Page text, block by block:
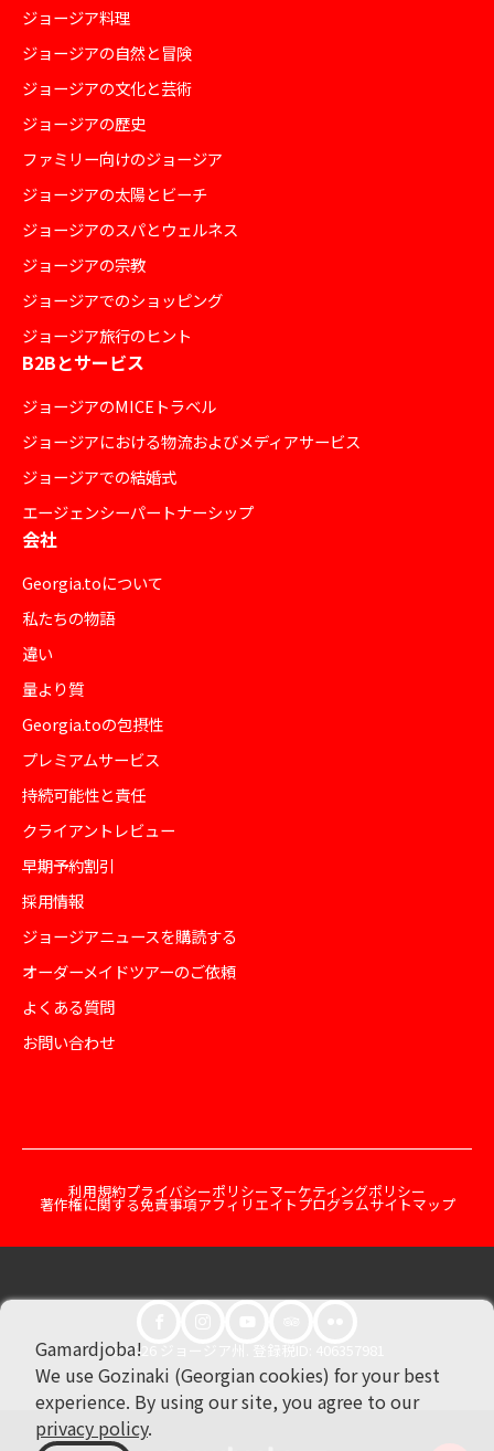
ジョージア料理
ジョージアの自然と冒険
ジョージアの文化と芸術
ジョージアの歴史
ファミリー向けのジョージア
ジョージアの太陽とビーチ
ジョージアのスパとウェルネス
ジョージアの宗教
ジョージアでのショッピング
ジョージア旅行のヒント
B2Bとサービス
ジョージアのMICEトラベル
ジョージアにおける物流およびメディアサービス
ジョージアでの結婚式
エージェンシーパートナーシップ
会社
Georgia.toについて
私たちの物語
違い
量より質
Georgia.toの包摂性
プレミアムサービス
持続可能性と責任
クライアントレビュー
早期予約割引
採用情報
ジョージアニュースを購読する
オーダーメイドツアーのご依頼
よくある質問
お問い合わせ
利用規約プライバシーポリシーマーケティングポリシー
著作権に関する免責事項アフィリエイトプログラムサイトマップ
© 2026 ジョージア州. 登録税ID: 406357981
Gamardjoba!
We use Gozinaki (Georgian cookies) for your best
experience. By using our site, you agree to our
privacy policy.